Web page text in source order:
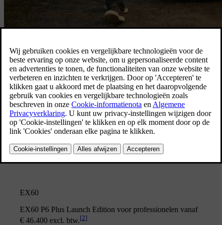
EX60
EX60 P6 Plus Launch Edition voor particulieren vanaf €
59.990 incl. btw.[1]
Aankoop voor particulieren
Bekijk aanbieding
EX60
EX60 P6 Plus Launch Edition voor professionelen vanaf
€ 46.400 excl. btw.[2]